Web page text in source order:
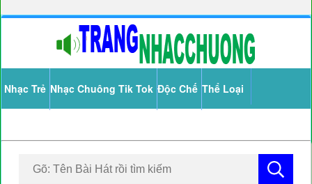
Nhạc Trẻ Nhạc Chuông Tik Tok Độc Chế Thể Loại